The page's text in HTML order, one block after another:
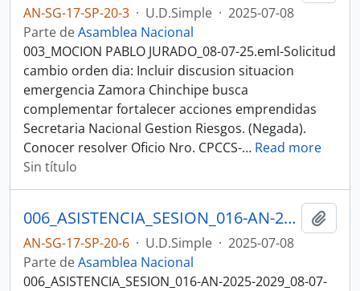
AN-SG-17-SP-20-3 · U.D.Simple · 2025-07-08
Parte deAsamblea Nacional
003_MOCION PABLO JURADO_08-07-25.eml-Solicitud
cambio orden dia: Incluir discusion situacion
emergencia Zamora Chinchipe busca
complementar fortalecer acciones emprendidas
Secretaria Nacional Gestion Riesgos. (Negada).
Conocer resolver Oficio Nro. CPCCS-… Read more
Sin título
006_ASISTENCIA_SESION_016-AN-2025-2029_08-07-26SESION DEL PLENO N 016 ASAMBLEA NACIONAL 2025-2027
AN-SG-17-SP-20-6 · U.D.Simple · 2025-07-08
Parte deAsamblea Nacional
006_ASISTENCIA_SESION_016-AN-2025-2029_08-07-